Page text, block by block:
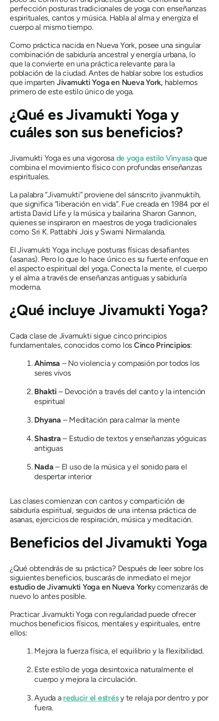
perfección posturas tradicionales de yoga con enseñanzas
espirituales, cantos y música. Habla al alma y energiza el
cuerpo al mismo tiempo.
Como práctica nacida en Nueva York, posee una singular
combinación de sabiduría ancestral y energía urbana, lo
que la convierte en una práctica relevante para la
población de la ciudad. Antes de hablar sobre los estudios
que imparten Jivamukti Yoga en Nueva York, hablemos
primero de este estilo único de yoga.
¿Qué es Jivamukti Yoga y
cuáles son sus beneficios?
Jivamukti Yoga es una vigorosa de yoga estilo Vinyasaque
combina el movimiento físico con profundas enseñanzas
espirituales.
La palabra “Jivamukti” proviene del sánscrito jivanmuktih,
que significa “liberación en vida”. Fue creada en 1984 por el
artista David Life y la música y bailarina Sharon Gannon,
quienes se inspiraron en maestros de yoga tradicionales
como Sri K. Pattabhi Jois y Swami Nirmalanda.
El Jivamukti Yoga incluye posturas físicas desafiantes
(asanas). Pero lo que lo hace único es su fuerte enfoque en
el aspecto espiritual del yoga. Conecta la mente, el cuerpo
y el alma a través de enseñanzas antiguas y sabiduría
moderna.
¿Qué incluye Jivamukti Yoga?
Cada clase de Jivamukti sigue cinco principios
fundamentales, conocidos como los Cinco Principios:
Ahimsa – No violencia y compasión por todos los
seres vivos
Bhakti– Devoción a través del canto y la intención
espiritual
Dhyana – Meditación para calmar la mente
Shastra – Estudio de textos y enseñanzas yóguicas
antiguas
Nada – El uso de la música y el sonido para el
despertar interior
Las clases comienzan con cantos y compartición de
sabiduría espiritual, seguidos de una intensa práctica de
asanas, ejercicios de respiración, música y meditación.
Beneficios del Jivamukti Yoga
¿Qué obtendrás de su práctica? Después de leer sobre los
siguientes beneficios, buscarás de inmediato el mejor
estudio de Jivamukti Yoga en Nueva Yorky comenzarás de
nuevo lo antes posible.
Practicar Jivamukti Yoga con regularidad puede ofrecer
muchos beneficios físicos, mentales y espirituales, entre
ellos:
Mejora la fuerza física, el equilibrio y la flexibilidad.
Este estilo de yoga desintoxica naturalmente el
cuerpo y mejora la circulación.
Ayuda a reducir el estrésy te relaja por dentro y por
fuera.